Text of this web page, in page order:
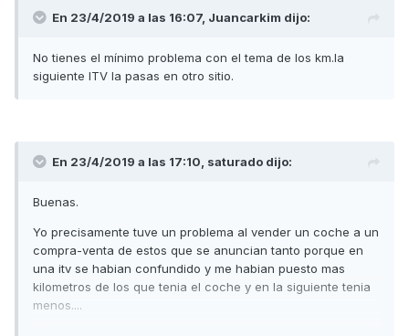
En 23/4/2019 a las 16:07, Juancarkim dijo:
No tienes el mínimo problema con el tema de los km.la
siguiente ITV la pasas en otro sitio.
En 23/4/2019 a las 17:10, saturado dijo:
Buenas.
Yo precisamente tuve un problema al vender un coche a un
compra-venta de estos que se anuncian tanto porque en
una itv se habian confundido y me habian puesto mas
kilometros de los que tenia el coche y en la siguiente tenia
menos....